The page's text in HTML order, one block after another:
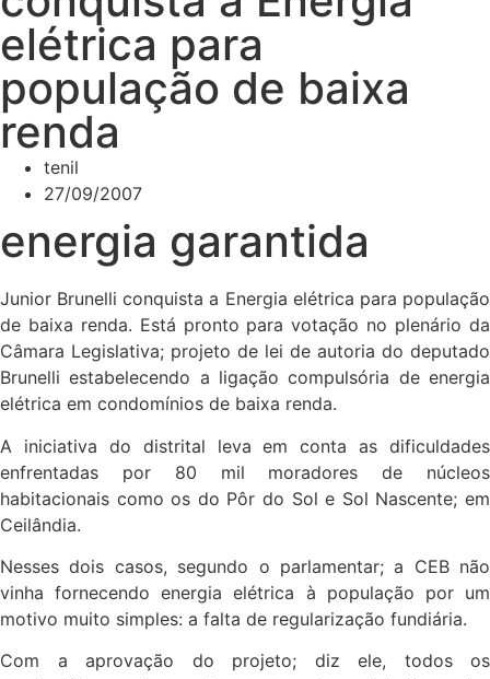
elétrica para
população de baixa
renda
tenil
27/09/2007
energia garantida
Junior Brunelli conquista a Energia elétrica para população
de baixa renda. Está pronto para votação no plenário da
Câmara Legislativa; projeto de lei de autoria do deputado
Brunelli estabelecendo a ligação compulsória de energia
elétrica em condomínios de baixa renda.
A iniciativa do distrital leva em conta as dificuldades
enfrentadas por 80 mil moradores de núcleos
habitacionais como os do Pôr do Sol e Sol Nascente; em
Ceilândia.
Nesses dois casos, segundo o parlamentar; a CEB não
vinha fornecendo energia elétrica à população por um
motivo muito simples: a falta de regularização fundiária.
Com a aprovação do projeto; diz ele, todos os